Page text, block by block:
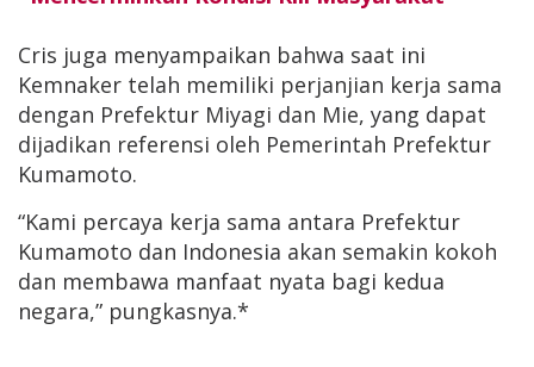
Cris juga menyampaikan bahwa saat ini
Kemnaker telah memiliki perjanjian kerja sama
dengan Prefektur Miyagi dan Mie, yang dapat
dijadikan referensi oleh Pemerintah Prefektur
Kumamoto.
“Kami percaya kerja sama antara Prefektur
Kumamoto dan Indonesia akan semakin kokoh
dan membawa manfaat nyata bagi kedua
negara,” pungkasnya.*